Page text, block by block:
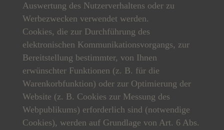
Auswertung des Nutzerverhaltens oder zu
Werbezwecken verwendet werden.
Cookies, die zur Durchführung des
elektronischen Kommunikationsvorgangs, zur
Bereitstellung bestimmter, von Ihnen
erwünschter Funktionen (z. B. für die
Warenkorbfunktion) oder zur Optimierung der
Website (z. B. Cookies zur Messung des
Webpublikums) erforderlich sind (notwendige
Cookies), werden auf Grundlage von Art. 6 Abs.